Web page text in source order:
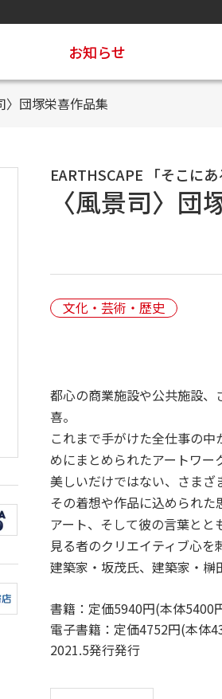
お知らせ
〉団塚栄喜作品集
EARTHSCAPE 「そこに
〈風景司〉団
文化・芸術・歴史
都心の商業施設や公共施設
喜。
これまで手がけた全仕事の
めにまとめられたアートワー
美しいだけではない、さまざ
その着想や作品に込められ
アート、そして彼の言葉とと
見る者のクリエイティブ心を
建築家・坂茂氏、建築家・榊
書籍：定価5940円(本体5400
電子書籍：定価4752円(本体
2021.5発行発行